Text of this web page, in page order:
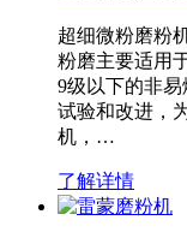
超细微粉磨粉
粉磨主要适用
9级以下的非
试验和改进，
机，…
了解详情